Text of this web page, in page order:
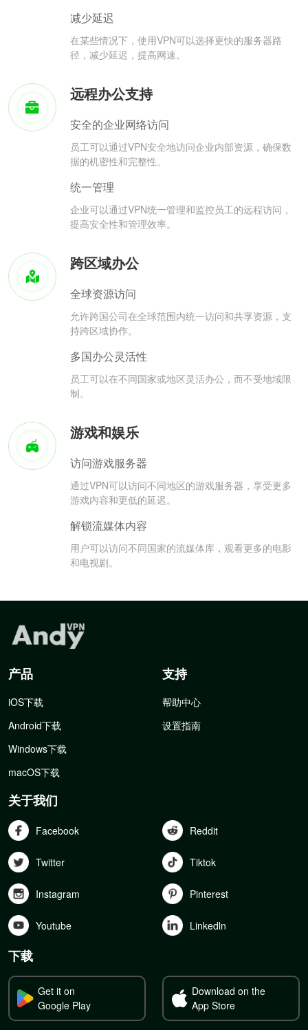
减少延迟
在某些情况下，使用VPN可以选择更快的服务器路
径，减少延迟，提高网速。
远程办公支持
安全的企业网络访问
员工可以通过VPN安全地访问企业内部资源，确保数
据的机密性和完整性。
统一管理
企业可以通过VPN统一管理和监控员工的远程访问，
提高安全性和管理效率。
跨区域办公
全球资源访问
允许跨国公司在全球范围内统一访问和共享资源，支
持跨区域协作。
多国办公灵活性
员工可以在不同国家或地区灵活办公，而不受地域限
制。
游戏和娱乐
访问游戏服务器
通过VPN可以访问不同地区的游戏服务器，享受更多
游戏内容和更低的延迟。
解锁流媒体内容
用户可以访问不同国家的流媒体库，观看更多的电影
和电视剧。
产品
iOS下载
Android下载
Windows下载
macOS下载
支持
帮助中心
设置指南
关于我们
Facebook Reddit
Twitter Tiktok
Instagram Pinterest
Youtube Linkedln
下载
Get it on
Google Play
Download on the
App Store